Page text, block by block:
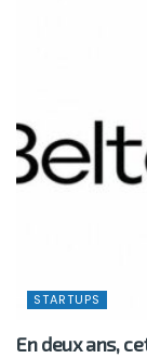
STARTUPS
En deux ans,